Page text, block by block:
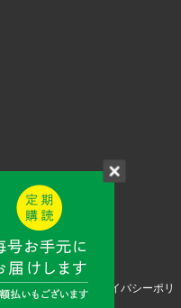
お問い合わせ
プライバシーポリ